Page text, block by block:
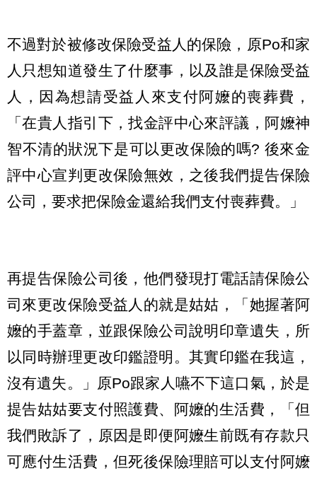
不過對於被修改保險受益人的保險，原Po和家
人只想知道發生了什麼事，以及誰是保險受益
人，因為想請受益人來支付阿嬤的喪葬費，
「在貴人指引下，找金評中心來評議，阿嬤神
智不清的狀況下是可以更改保險的嗎? 後來金
評中心宣判更改保險無效，之後我們提告保險
公司，要求把保險金還給我們支付喪葬費。」
再提告保險公司後，他們發現打電話請保險公
司來更改保險受益人的就是姑姑，「她握著阿
嬤的手蓋章，並跟保險公司說明印章遺失，所
以同時辦理更改印鑑證明。其實印鑑在我這，
沒有遺失。」原Po跟家人嚥不下這口氣，於是
提告姑姑要支付照護費、阿嬤的生活費，「但
我們敗訴了，原因是即便阿嬤生前既有存款只
可應付生活費，但死後保險理賠可以支付阿嬤